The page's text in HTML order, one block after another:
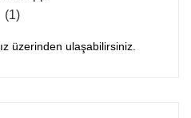
üzerinden ulaşabilirsiniz.